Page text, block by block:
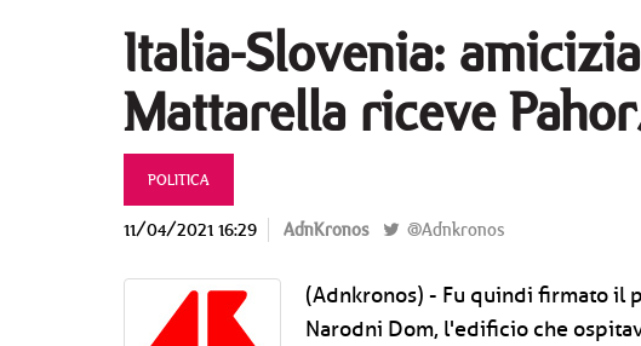
Italia-Slovenia:
Mattarella riceve
POLITICA
11/04/2021 16:29 AdnKronos @Adnkronos
(Adnkronos) - Fu quindi firmato
Narodni Dom, l'edificio che